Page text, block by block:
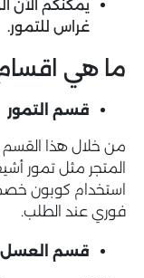
يمكنكم الآن
غراس للتمور.
ما هي
قسم التمور
من خلال هذا القسم
المتجر مثل تمور
فوري عند الطلب.
قسم العسل